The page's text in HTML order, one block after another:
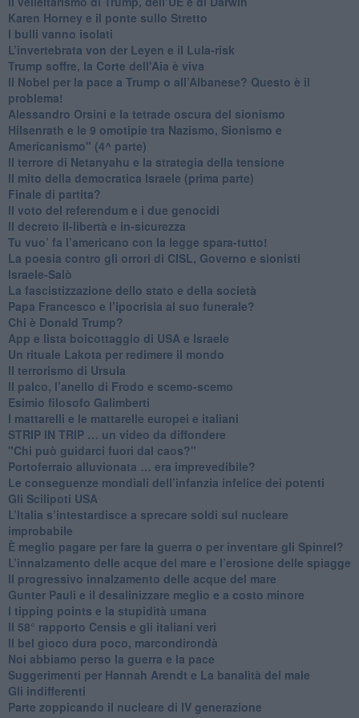
​Karen Horney e il ponte sullo Stretto
​I bulli vanno isolati
L’invertebrata von der Leyen e il Lula-risk
Trump soffre, la Corte dell'Aia è viva
​Il Nobel per la pace a Trump o all’Albanese? Questo è il
problema!
​Alessandro Orsini e la tetrade oscura del sionismo
​Hilsenrath e le 9 omotipie tra Nazismo, Sionismo e
Americanismo" (4^ parte)
​Il terrore di Netanyahu e la strategia della tensione
Il mito della democratica Israele (prima parte)
​Finale di partita?
​Il voto del referendum e i due genocidi
Il decreto il-libertà e in-sicurezza
Tu vuo’ fa l’americano con la legge spara-tutto!
La poesia contro gli orrori di CISL, Governo e sionisti
Israele-Salò
​La fascistizzazione dello stato e della società
Papa Francesco e l’ipocrisia al suo funerale?
​Chi è Donald Trump?
App e lista boicottaggio di USA e Israele
​Un rituale Lakota per redimere il mondo
Il terrorismo di Ursula
​Il palco, l’anello di Frodo e scemo-scemo
Esimio filosofo Galimberti
​I mattarelli e le mattarelle europei e italiani
​STRIP IN TRIP … un video da diffondere
"Chi può guidarci fuori dal caos?"
​Portoferraio alluvionata … era imprevedibile?
Le conseguenze mondiali dell’infanzia infelice dei potenti
​Gli Scilipoti USA
L’Italia s’intestardisce a sprecare soldi sul nucleare
improbabile
È meglio pagare per fare la guerra o per inventare gli Spinrel?
​L’innalzamento delle acque del mare e l’erosione delle spiagge
​Il progressivo innalzamento delle acque del mare
​Gunter Pauli e il desalinizzare meglio e a costo minore
I tipping points e la stupidità umana
​Il 58° rapporto Censis e gli italiani veri
​Il bel gioco dura poco, marcondirondà
Noi abbiamo perso la guerra e la pace
Suggerimenti per Hannah Arendt e La banalità del male
​Gli indifferenti
Parte zoppicando il nucleare di IV generazione